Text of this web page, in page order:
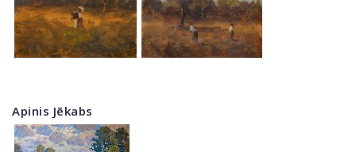
Apinis Jēkabs